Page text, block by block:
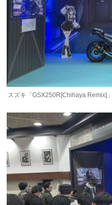
スズキ「GSX250R[Chihaya Remix]」